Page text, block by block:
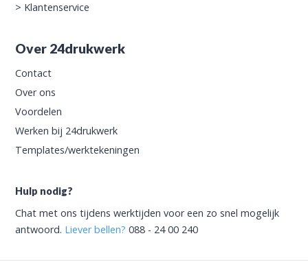
> Klantenservice
Over 24drukwerk
Contact
Over ons
Voordelen
Werken bij 24drukwerk
Templates/werktekeningen
Hulp nodig?
Chat met ons tijdens werktijden voor een zo snel mogelijk
antwoord. Liever bellen? 088 - 24 00 240